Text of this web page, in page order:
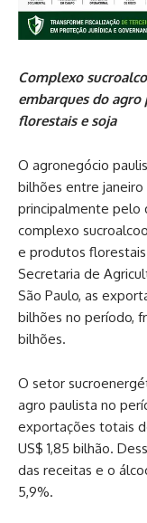
Complexo
embarques do
florestais e soja
O agronegócio
bilhões entre
principalmente pelo
complexo
e produtos
Secretaria de
São Paulo, as
bilhões no período,
bilhões.
O setor
agro paulista no
exportações totais
US$ 1,85 bilhão.
das receitas e o
5,9%.